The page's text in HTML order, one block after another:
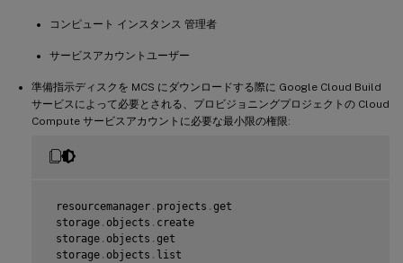
logging. logEntries.create
resourcemanager.projects
source.repos .list
storage.buckets .create
storage. buckets.get
storage
storage .objects list
コンピュート インスタンス 管理者
サービスアカウントユーザー
準備指示ディスクを MCS にダウンロードする際に Google Cloud Build
サービスによって必要とされる、プロビジョニングプロジェクトの Cloud
Compute サービスアカウントに必要な最小限の権限:
resourcemanager . projects . get
storage . objects . create
storage . objects . get
storage . objects . list